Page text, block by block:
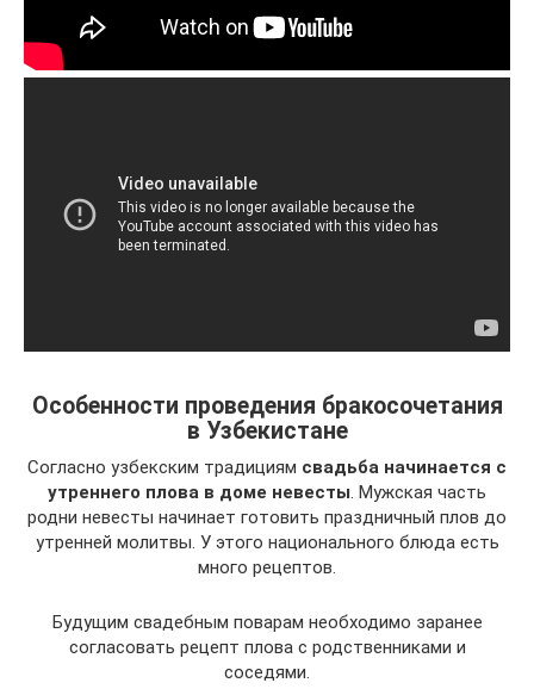
Особенности проведения бракосочетания
в Узбекистане
Согласно узбекским традициям свадьба начинается с
утреннего плова в доме невесты . Мужская часть
родни невесты начинает готовить праздничный плов до
утренней молитвы. У этого национального блюда есть
много рецептов.
Будущим свадебным поварам необходимо заранее
согласовать рецепт плова с родственниками и
соседями.